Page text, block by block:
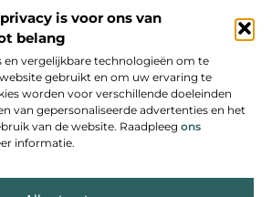
is voor ons van
belang
en vergelijkbare technologieën om te
gebruikt en om uw ervaring te
worden voor verschillende doeleinden
van gepersonaliseerde advertenties en het
van de website. Raadpleeg ons
informatie.
Media Partners Over ons Ons team
Website index